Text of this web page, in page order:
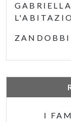
I